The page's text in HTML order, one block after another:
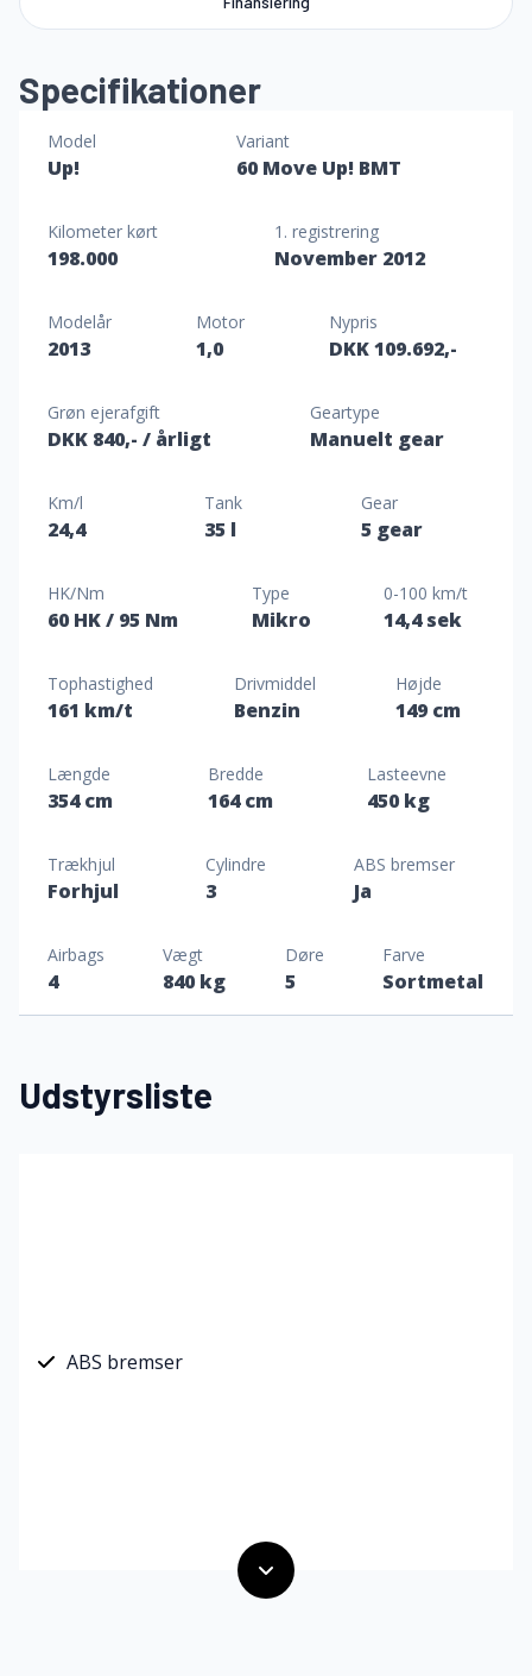
Specifikationer
Model
Up!
Variant
60 Move Up! BMT
Kilometer kørt
198.000
1. registrering
November 2012
Modelår
2013
Motor
1,0
Nypris
DKK 109.692,-
Grøn ejerafgift
DKK 840,- / årligt
Geartype
Manuelt gear
Km/l
24,4
Tank
35 l
Gear
5 gear
HK/Nm
60 HK/ 95 Nm
Type
Mikro
0-100 km/t
14,4 sek
Tophastighed
161 km/t
Drivmiddel
Benzin
Højde
149 cm
Længde
354 cm
Bredde
164 cm
Lasteevne
450 kg
Trækhjul
Forhjul
Cylindre
3
ABS bremser
Ja
Airbags
4
Vægt
840 kg
Døre
5
Farve
Sortmetal
Udstyrsliste
ABS bremser